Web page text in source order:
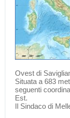
Ovest di
Situata a 683
seguenti
Est.
Il Sindaco di